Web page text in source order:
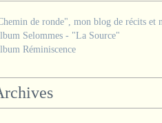
de ronde", mon blog de récits et
Selommes - "La Source"
Réminiscence